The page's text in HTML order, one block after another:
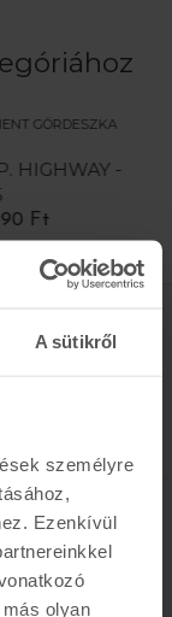
A sütikről
személyre
Ezenkívül
olyan
SANTA CRUZ
Classic